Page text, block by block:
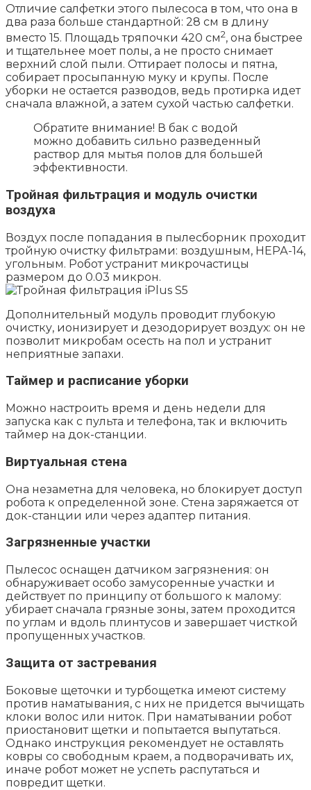
Отличие салфетки этого пылесоса в том, что она в
два раза больше стандартной: 28 см в длину
вместо 15. Площадь тряпочки 420 см2, она быстрее
и тщательнее моет полы, а не просто снимает
верхний слой пыли. Оттирает полосы и пятна,
собирает просыпанную муку и крупы. После
уборки не остается разводов, ведь протирка идет
сначала влажной, а затем сухой частью салфетки.
Обратите внимание! В бак с водой
можно добавить сильно разведенный
раствор для мытья полов для большей
эффективности.
Тройная фильтрация и модуль очистки
воздуха
Воздух после попадания в пылесборник проходит
тройную очистку фильтрами: воздушным, НЕРА-14,
угольным. Робот устранит микрочастицы
размером до 0.03 микрон.
Дополнительный модуль проводит глубокую
очистку, ионизирует и дезодорирует воздух: он не
позволит микробам осесть на пол и устранит
неприятные запахи.
Таймер и расписание уборки
Можно настроить время и день недели для
запуска как с пульта и телефона, так и включить
таймер на док-станции.
Виртуальная стена
Она незаметна для человека, но блокирует доступ
робота к определенной зоне. Стена заряжается от
док-станции или через адаптер питания.
Загрязненные участки
Пылесос оснащен датчиком загрязнения: он
обнаруживает особо замусоренные участки и
действует по принципу от большого к малому:
убирает сначала грязные зоны, затем проходится
по углам и вдоль плинтусов и завершает чисткой
пропущенных участков.
Защита от застревания
Боковые щеточки и турбощетка имеют систему
против наматывания, с них не придется вычищать
клоки волос или ниток. При наматывании робот
приостановит щетки и попытается выпутаться.
Однако инструкция рекомендует не оставлять
ковры со свободным краем, а подворачивать их,
иначе робот может не успеть распутаться и
повредит щетки.